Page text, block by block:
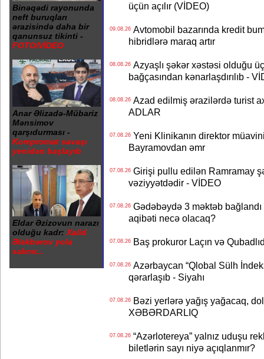
Binəqədi rayonunda
neft buruqları
ərazisində daha bir
qanunsuz tikinti -
FOTO/VİDEO
Anar Əlizadə-Mübariz
Mənsimov
qarşıdurması -
Kompromat savaşı
yenidən başlayıb
Eldar Əzizovun narazı
olduğu kadr: Xalid
Ələkbərov yola
salınır...
üçün açılır (VİDEO)
09.08.26Avtomobil bazarında kredit
hibridlərə maraq artır
08.08.26Azyaşlı şəkər xəstəsi olduğu
bağçasından kənarlaşdırılıb -
08.08.26Azad edilmiş ərazilərdə turist
ADLAR
07.08.26Yeni Klinikanın direktor müavini
Bayramovdan əmr
07.08.26Girişi pullu edilən Ramramay
vəziyyətdədir - VİDEO
07.08.26Gədəbəydə 3 məktəb
aqibəti necə olacaq?
07.08.26Baş prokuror Laçın və
07.08.26Azərbaycan “Qlobal Sülh
qərarlaşıb - Siyahı
07.08.26Bəzi yerlərə yağış yağacaq,
XƏBƏRDARLIQ
07.08.26“Azərlotereya” yalnız uduşu
biletlərin sayı niyə açıqlanmır?